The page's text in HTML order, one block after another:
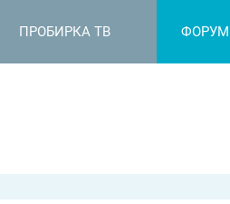
ПРОБИРКА ТВ ФОРУМ